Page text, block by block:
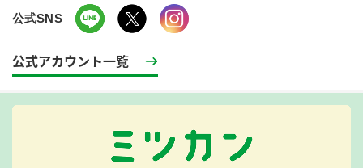
公式SNS
公式アカウント一覧